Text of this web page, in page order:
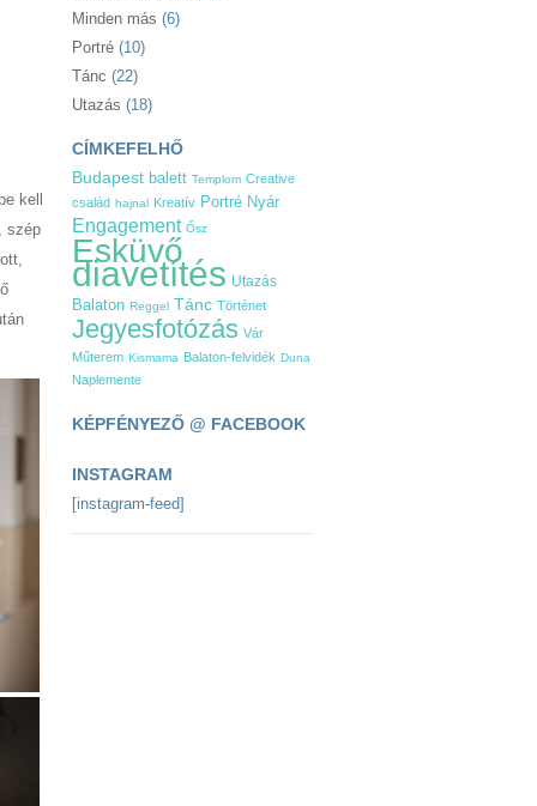
kell
szép
Minden más (6)
Portré (10)
Tánc (22)
Utazás (18)
CÍMKEFELHŐ
Budapest balett Templom Creative
család hajnal Kreatív Portré Nyár
Engagement Ősz
Esküvő
diavetítés Utazás
Balaton Reggel Tánc Történet
Jegyesfotózás Vár
Műterem Kismama Balaton-felvidék Duna
Naplemente
KÉPFÉNYEZŐ @ FACEBOOK
INSTAGRAM
[instagram-feed]